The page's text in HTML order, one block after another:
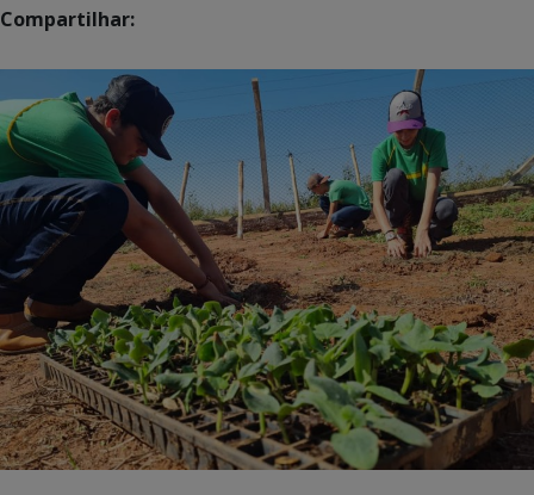
Compartilhar: